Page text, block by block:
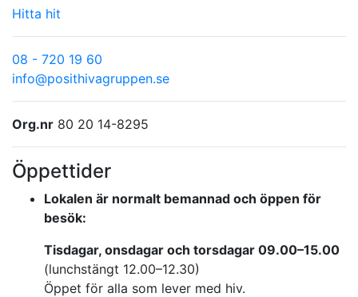
Hitta hit
08 - 720 19 60
info@posithivagruppen.se
Org.nr 80 20 14-8295
Öppettider
Lokalen är normalt bemannad och öppen för
besök:
Tisdagar, onsdagar och torsdagar 09.00–15.00
(lunchstängt 12.00–12.30)
Öppet för alla som lever med hiv.